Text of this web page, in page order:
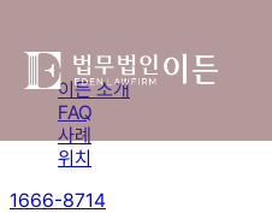
이든 소개
FAQ
사례
위치
1666-8714